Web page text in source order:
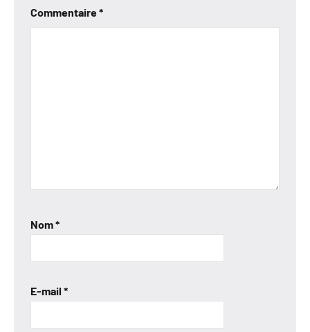
Commentaire*
Nom*
E-mail *